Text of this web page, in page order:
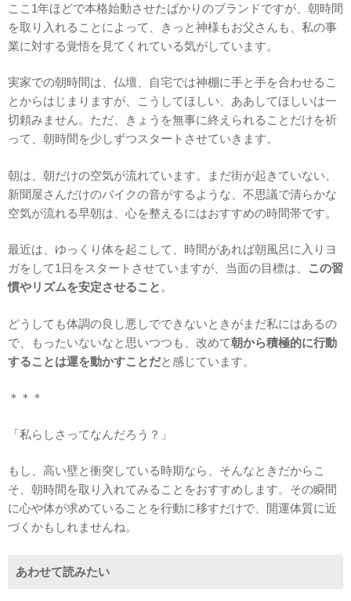
ここ1年ほどで本格始動させたばかりのブランドですが、朝時間
を取り入れることによって、きっと神様もお父さんも、私の事
業に対する覚悟を見てくれている気がしています。
実家での朝時間は、仏壇、自宅では神棚に手と手を合わせるこ
とからはじまりますが、こうしてほしい、ああしてほしいは一
切頼みません。ただ、きょうを無事に終えられることだけを祈
って、朝時間を少しずつスタートさせていきます。
朝は、朝だけの空気が流れています。まだ街が起きていない、
新聞屋さんだけのバイクの音がするような、不思議で清らかな
空気が流れる早朝は、心を整えるにはおすすめの時間帯です。
最近は、ゆっくり体を起こして、時間があれば朝風呂に入りヨ
ガをして1日をスタートさせていますが、当面の目標は、
この習
慣やリズムを安定させること 。
どうしても体調の良し悪しでできないときがまだ私にはあるの
で、もったいないなと思いつつも、改めて朝から積極的に行動
することは運を動かすことだと感じています。
＊＊＊
「私らしさってなんだろう？」
もし、高い壁と衝突している時期なら、そんなときだからこ
そ、朝時間を取り入れてみることをおすすめします。その瞬間
に心や体が求めていることを行動に移すだけで、開運体質に近
づくかもしれませんね。
あわせて読みたい